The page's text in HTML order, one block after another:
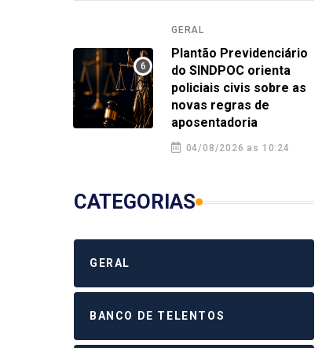
GERAL
Plantão Previdenciário
do SINDPOC orienta
policiais civis sobre as
novas regras de
aposentadoria
04/08/2026 as 10:24
CATEGORIAS
GERAL
BANCO DE TELENTOS